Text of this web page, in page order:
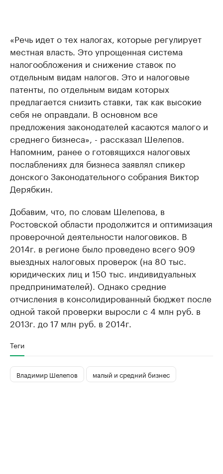
«Речь идет о тех налогах, которые регулирует
местная власть. Это упрощенная система
налогообложения и снижение ставок по
отдельным видам налогов. Это и налоговые
патенты, по отдельным видам которых
предлагается снизить ставки, так как высокие
себя не оправдали. В основном все
предложения законодателей касаются малого и
среднего бизнеса», - рассказал Шелепов.
Напомним, ранее о готовящихся налоговых
послаблениях для бизнеса заявлял спикер
донского Законодательного собрания Виктор
Дерябкин.
Добавим, что, по словам Шелепова, в
Ростовской области продолжится и оптимизация
проверочной деятельности налоговиков. В
2014г. в регионе было проведено всего 909
выездных налоговых проверок (на 80 тыс.
юридических лиц и 150 тыс. индивидуальных
предпринимателей). Однако средние
отчисления в консолидированный бюджет после
одной такой проверки выросли с 4 млн руб. в
2013г. до 17 млн руб. в 2014г.
Теги
Владимир Шелепов малый и средний бизнес